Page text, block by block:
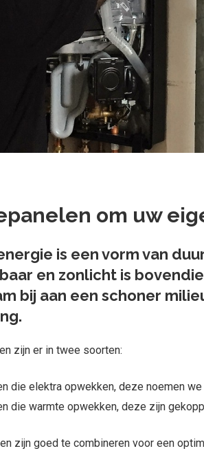
om uw
is een vorm van
en zonlicht is
bij aan een schoner
zijn er in twee soorten:
die elektra opwekken, deze noemen
die warmte opwekken, deze zijn
zijn goed te combineren voor een